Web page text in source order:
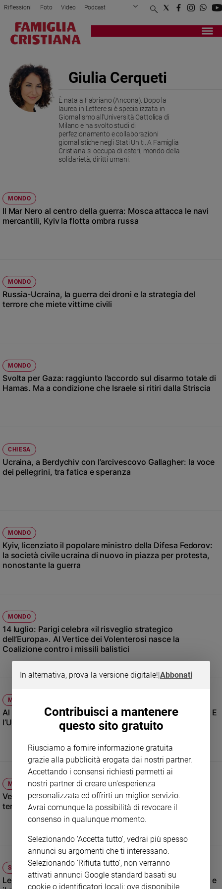
Attualità
Cronaca
Politica
Mondo
Economia
Papa
Chiesa
spiritualità
Santi
Devozione
giorno
Santo
del
Ambiente
e
Creato
valore
Caso
della
settimana
inclusione
Costume
Cultura
e
spettacoli
Sanremo
Cinema,
e
Musica
Famiglia
educazione
Nonni
Coppia
Scuola
Riflessioni Foto Video Podcast
Privacy Policy Chi siamo
Registrati Redazione
Giulia Cerqueti
È nata a Fabriano (Ancona). Dopo la
laurea in Lettere si è specializzata in
Giornalismo all’Università Cattolica di
Milano e ha svolto studi di
perfezionamento e collaborazioni
giornalistiche negli Stati Uniti. A Famiglia
Cristiana si occupa di esteri, mondo della
solidarietà, diritti umani.
MONDO
Il Mar Nero al centro della guerra: Mosca attacca le navi
mercantili, Kyiv la flotta ombra russa
MONDO
Russia-Ucraina, la guerra dei droni e la strategia del
terrore che miete vittime civili
MONDO
Svolta per Gaza: raggiunto l’accordo sul disarmo totale di
Hamas. Ma a condizione che Israele si ritiri dalla Striscia
CHIESA
Ucraina, a Berdychiv con l’arcivescovo Gallagher: la voce
dei pellegrini, tra fatica e speranza
MONDO
Kyiv, licenziato il popolare ministro della Difesa Fedorov:
la società civile ucraina di nuovo in piazza per protesta,
nonostante la guerra
MONDO
14 luglio: Parigi celebra «il risveglio strategico
dell’Europa». Al Vertice dei Volenterosi nasce la
Coalizione contro i missili balistici
MONDO
Al vertice di Ankara nasce una nuova Nato più europea. E
l’Ucraina diventa partner cruciale per la difesa comune
MONDO
Vertice Nato ad Ankara: con il disimpegno di Trump, è
tempo di una nuova Alleanza sotto l’egida dell’Europa
SOCIETÀ E VALORI
Lega del Filo d’oro: da più di 60 anni insieme oltre il buio e
In alternativa, prova la versione digitale!|Abbonati
Contribuisci a mantenere
questo sito gratuito
Riusciamo a fornire informazione gratuita
grazie alla pubblicità erogata dai nostri partner.
Accettando i consensi richiesti permetti ai
nostri partner di creare un'esperienza
personalizzata ed offrirti un miglior servizio.
Avrai comunque la possibilità di revocare il
consenso in qualunque momento.
Selezionando 'Accetta tutto', vedrai più spesso
annunci su argomenti che ti interessano.
Selezionando 'Rifiuta tutto', non verranno
attivati annunci Google standard basati su
cookie o identificatori locali; ove disponibile